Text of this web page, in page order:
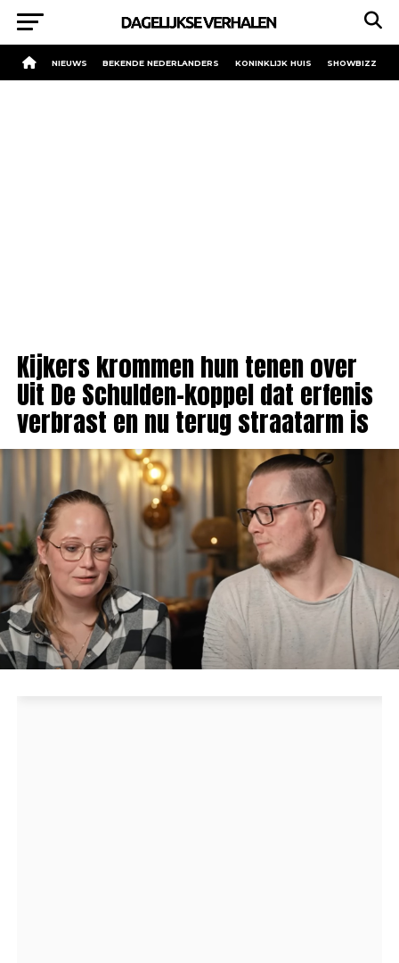
NIEUWS BEKENDE NEDERLANDERS KONINKLIJK HUIS SHOWBIZZ
Kijkers krommen hun tenen over
Uit De Schulden-koppel dat erfenis
verbrast en nu terug straatarm is